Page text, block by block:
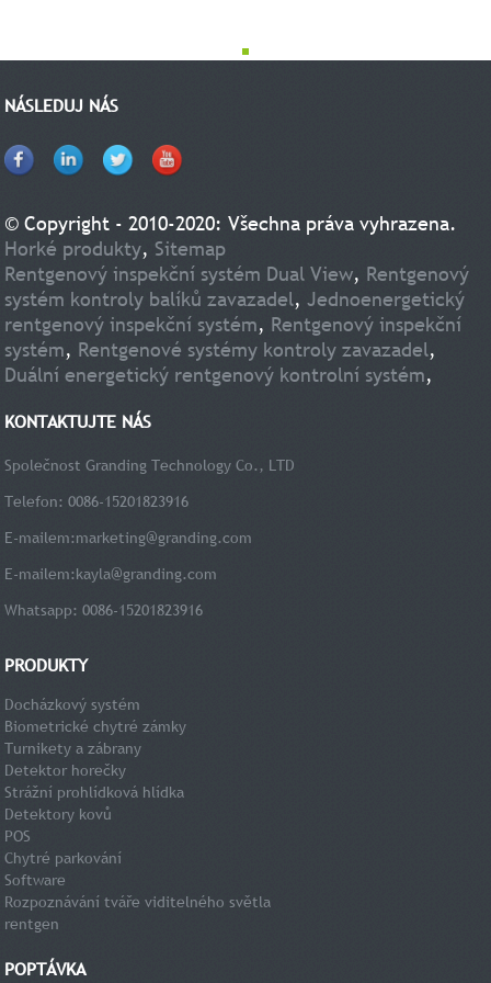
NÁSLEDUJ NÁS
© Copyright - 2010-2020: Všechna práva vyhrazena.
Horké produkty, Sitemap
Rentgenový inspekční systém Dual View, Rentgenový
systém kontroly balíků zavazadel,Jednoenergetický
rentgenový inspekční systém, Rentgenový inspekční
systém, Rentgenové systémy kontroly zavazadel,
Duální energetický rentgenový kontrolní systém,
KONTAKTUJTE NÁS
Společnost Granding Technology Co., LTD
Telefon: 0086-15201823916
E-mailem:marketing@granding.com
E-mailem:kayla@granding.com
Whatsapp: 0086-15201823916
PRODUKTY
Docházkový systém
Biometrické chytré zámky
Turnikety a zábrany
Detektor horečky
Strážní prohlídková hlídka
Detektory kovů
POS
Chytré parkování
Software
Rozpoznávání tváře viditelného světla
rentgen
POPTÁVKA